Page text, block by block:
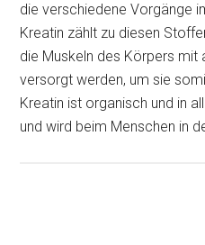
die verschiedene Vorgänge
Kreatin zählt zu diesen
die Muskeln des Körpers mit
versorgt werden, um sie
Kreatin ist organisch und in
und wird beim Menschen in